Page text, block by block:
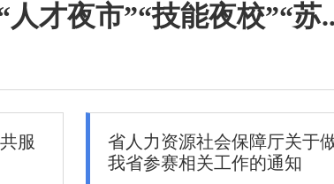
才夜市”“技能夜校”“苏
服
省人力资源社会保障厅关于
我省参赛相关工作的通知